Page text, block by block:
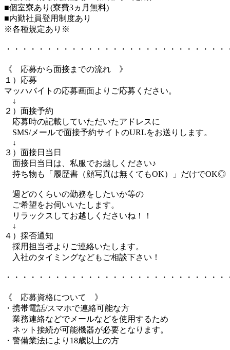
■個室寮あり(寮費3ヵ月無料)
■内勤社員登用制度あり
※各種規定あり※
・・・・・・・・・・・・・・・・・・・・・・・・・・・
《 応募から面接までの流れ 》
１）応募
マッハバイトの応募画面よりご応募ください。
↓
２）面接予約
応募時の記載していただいたアドレスに
SMS/メールで面接予約サイトのURLをお送りします。
↓
３）面接日当日
面接日当日は、私服でお越しください♪
持ち物も「履歴書（顔写真は無くてもOK）」だけでOK◎
週どのくらいの勤務をしたいか等の
ご希望をお伺いいたします。
リラックスしてお越しくださいね！！
↓
４）採否通知
採用担当者よりご連絡いたします。
入社のタイミングなどもご相談下さい！
・・・・・・・・・・・・・・・・・・・・・・・・・・・
《 応募資格について 》
・携帯電話/スマホで連絡可能な方
業務連絡などでメールなどを使用するため
ネット接続が可能機器が必要となります。
・警備業法により18歳以上の方